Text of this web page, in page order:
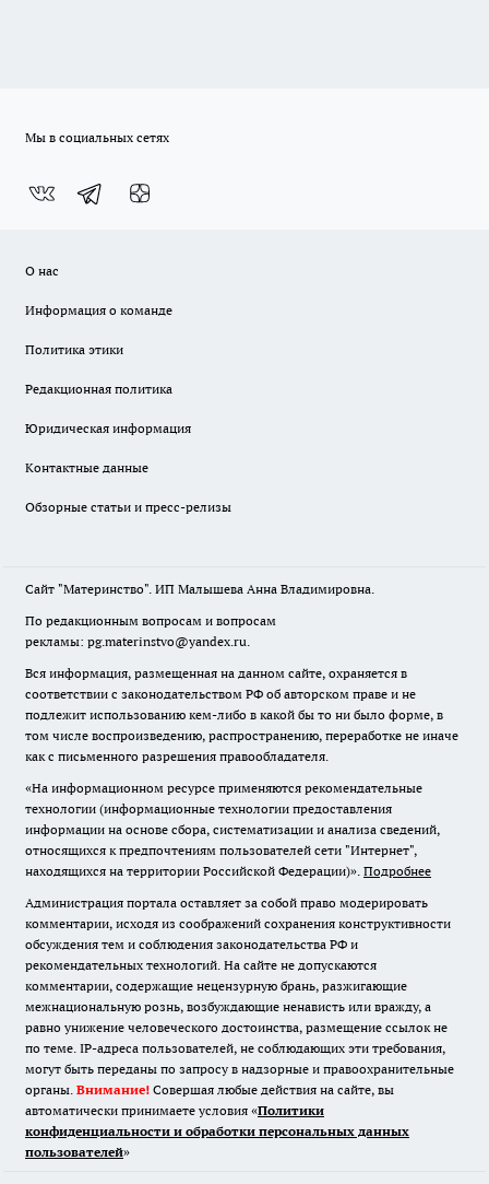
Мы в социальных сетях
О нас
Информация о команде
Политика этики
Редакционная политика
Юридическая информация
Контактные данные
Обзорные статьи и пресс-релизы
Сайт "Материнство". ИП Малышева Анна Владимировна.
По редакционным вопросам и вопросам
рекламы: pg.materinstvo@yandex.ru.
Вся информация, размещенная на данном сайте, охраняется в
соответствии с законодательством РФ об авторском праве и не
подлежит использованию кем-либо в какой бы то ни было форме, в
том числе воспроизведению, распространению, переработке не иначе
как с письменного разрешения правообладателя.
«На информационном ресурсе применяются рекомендательные
технологии (информационные технологии предоставления
информации на основе сбора, систематизации и анализа сведений,
относящихся к предпочтениям пользователей сети "Интернет",
находящихся на территории Российской Федерации)». Подробнее
Администрация портала оставляет за собой право модерировать
комментарии, исходя из соображений сохранения конструктивности
обсуждения тем и соблюдения законодательства РФ и
рекомендательных технологий. На сайте не допускаются
комментарии, содержащие нецензурную брань, разжигающие
межнациональную рознь, возбуждающие ненависть или вражду, а
равно унижение человеческого достоинства, размещение ссылок не
по теме. IP-адреса пользователей, не соблюдающих эти требования,
могут быть переданы по запросу в надзорные и правоохранительные
органы. Внимание! Совершая любые действия на сайте, вы
автоматически принимаете условия «Политики
конфиденциальности и обработки персональных данных
пользователей»